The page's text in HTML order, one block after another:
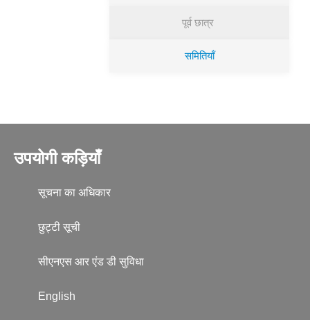
पूर्व छात्र
समितियॉं
उपयोगी कड़ियाँ
सूचना का अधिकार
छुट्टी सूची
सीएनएस आर एंड डी सुविधा
English